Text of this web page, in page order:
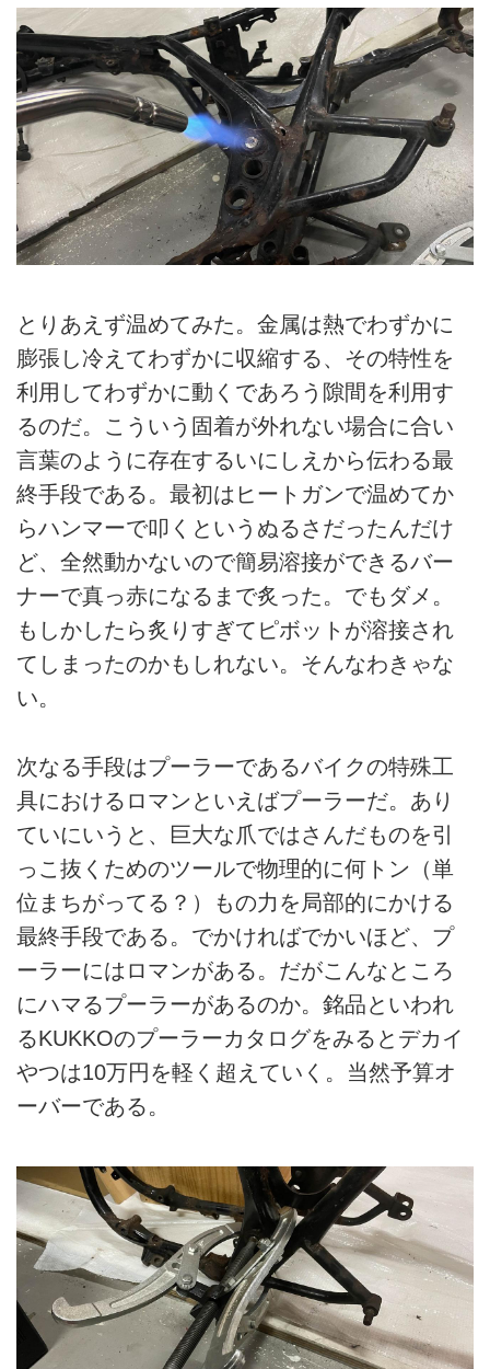
とりあえず温めてみた。金属は熱でわずかに
膨張し冷えてわずかに収縮する、その特性を
利用してわずかに動くであろう隙間を利用す
るのだ。こういう固着が外れない場合に合い
言葉のように存在するいにしえから伝わる最
終手段である。最初はヒートガンで温めてか
らハンマーで叩くというぬるさだったんだけ
ど、全然動かないので簡易溶接ができるバー
ナーで真っ赤になるまで炙った。でもダメ。
もしかしたら炙りすぎてピボットが溶接され
てしまったのかもしれない。そんなわきゃな
い。
次なる手段はプーラーであるバイクの特殊工
具におけるロマンといえばプーラーだ。あり
ていにいうと、巨大な爪ではさんだものを引
っこ抜くためのツールで物理的に何トン（単
位まちがってる？）もの力を局部的にかける
最終手段である。でかければでかいほど、プ
ーラーにはロマンがある。だがこんなところ
にハマるプーラーがあるのか。銘品といわれ
るKUKKOのプーラーカタログをみるとデカイ
やつは10万円を軽く超えていく。当然予算オ
ーバーである。